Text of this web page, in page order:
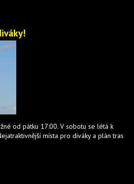
od pátku 17:00. V sobotu se létá k
místa pro diváky a plán tras